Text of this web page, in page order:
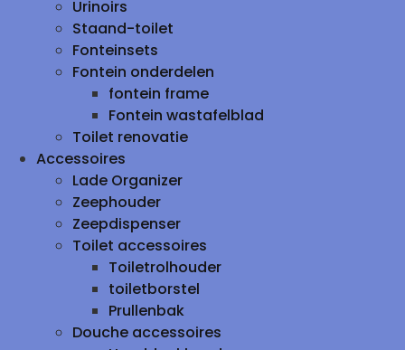
Urinoirs
Staand-toilet
Fonteinsets
Fontein onderdelen
fontein frame
Fontein wastafelblad
Toilet renovatie
Accessoires
Lade Organizer
Zeephouder
Zeepdispenser
Toilet accessoires
Toiletrolhouder
toiletborstel
Prullenbak
Douche accessoires